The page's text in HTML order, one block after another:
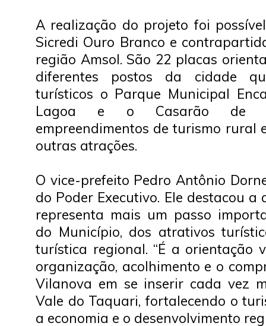
A realização do projeto foi
Sicredi Ouro Branco e
região Amsol. São 22 placas
diferentes postos da cidade
turísticos o Parque Municipal
Lagoa e o Casarão de
empreendimentos de turismo rural
outras atrações.
O vice-prefeito Pedro Antônio
do Poder Executivo. Ele destacou a
representa mais um passo
do Município, dos atrativos
turística regional. “É a orientação
organização, acolhimento e o
Vilanova em se inserir cada vez
Vale do Taquari, fortalecendo o
a economia e o desenvolvimento